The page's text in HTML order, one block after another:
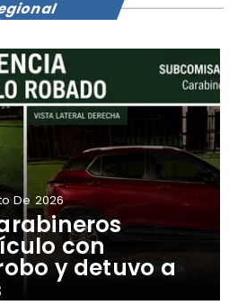
con
y detuvo a
De 2026